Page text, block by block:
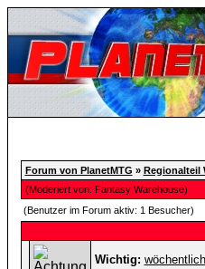
Forum von PlanetMTG » Regionalteil
(Moderiert von: Fantasy Warehouse)
(Benutzer im Forum aktiv: 1 Besucher)
Wichtig: